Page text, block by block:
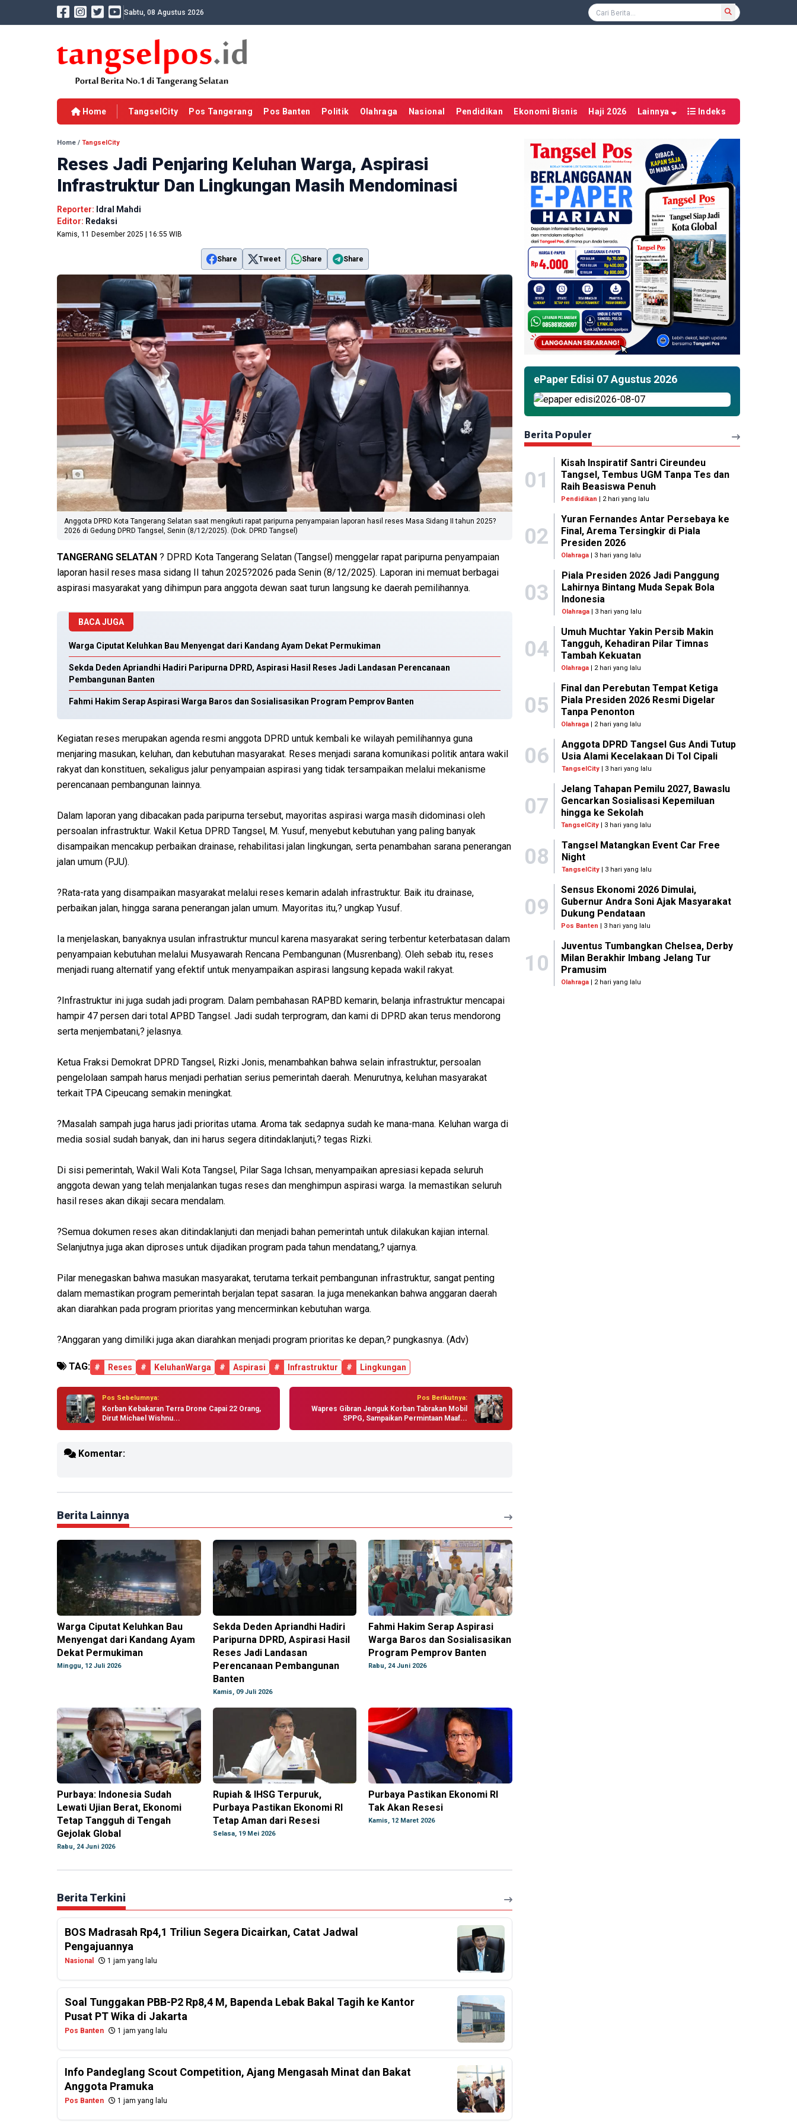
Sabtu, 08 Agustus 2026
Home TangselCity Pos Tangerang Pos Banten Politik Olahraga Nasional Pendidikan Ekonomi Bisnis Haji 2026 Lainnya Indeks
Home / TangselCity
Reses Jadi Penjaring Keluhan Warga, Aspirasi
Infrastruktur Dan Lingkungan Masih Mendominasi
Reporter: Idral Mahdi
Editor: Redaksi
Kamis, 11 Desember 2025 | 16:55 WIB
Share Tweet Share Share
Anggota DPRD Kota Tangerang Selatan saat mengikuti rapat paripurna penyampaian laporan hasil reses Masa Sidang II tahun 2025?
2026 di Gedung DPRD Tangsel, Senin (8/12/2025). (Dok. DPRD Tangsel)
TANGERANG SELATAN ? DPRD Kota Tangerang Selatan (Tangsel) menggelar rapat paripurna penyampaian
laporan hasil reses masa sidang II tahun 2025?2026 pada Senin (8/12/2025). Laporan ini memuat berbagai
aspirasi masyarakat yang dihimpun para anggota dewan saat turun langsung ke daerah pemilihannya.
BACA JUGA
Warga Ciputat Keluhkan Bau Menyengat dari Kandang Ayam Dekat Permukiman
Sekda Deden Apriandhi Hadiri Paripurna DPRD, Aspirasi Hasil Reses Jadi Landasan Perencanaan
Pembangunan Banten
Fahmi Hakim Serap Aspirasi Warga Baros dan Sosialisasikan Program Pemprov Banten
Kegiatan reses merupakan agenda resmi anggota DPRD untuk kembali ke wilayah pemilihannya guna
menjaring masukan, keluhan, dan kebutuhan masyarakat. Reses menjadi sarana komunikasi politik antara wakil
rakyat dan konstituen, sekaligus jalur penyampaian aspirasi yang tidak tersampaikan melalui mekanisme
perencanaan pembangunan lainnya.
Dalam laporan yang dibacakan pada paripurna tersebut, mayoritas aspirasi warga masih didominasi oleh
persoalan infrastruktur. Wakil Ketua DPRD Tangsel, M. Yusuf, menyebut kebutuhan yang paling banyak
disampaikan mencakup perbaikan drainase, rehabilitasi jalan lingkungan, serta penambahan sarana penerangan
jalan umum (PJU).
?Rata-rata yang disampaikan masyarakat melalui reses kemarin adalah infrastruktur. Baik itu drainase,
perbaikan jalan, hingga sarana penerangan jalan umum. Mayoritas itu,? ungkap Yusuf.
Ia menjelaskan, banyaknya usulan infrastruktur muncul karena masyarakat sering terbentur keterbatasan dalam
penyampaian kebutuhan melalui Musyawarah Rencana Pembangunan (Musrenbang). Oleh sebab itu, reses
menjadi ruang alternatif yang efektif untuk menyampaikan aspirasi langsung kepada wakil rakyat.
?Infrastruktur ini juga sudah jadi program. Dalam pembahasan RAPBD kemarin, belanja infrastruktur mencapai
hampir 47 persen dari total APBD Tangsel. Jadi sudah terprogram, dan kami di DPRD akan terus mendorong
serta menjembatani,? jelasnya.
Ketua Fraksi Demokrat DPRD Tangsel, Rizki Jonis, menambahkan bahwa selain infrastruktur, persoalan
pengelolaan sampah harus menjadi perhatian serius pemerintah daerah. Menurutnya, keluhan masyarakat
terkait TPA Cipeucang semakin meningkat.
?Masalah sampah juga harus jadi prioritas utama. Aroma tak sedapnya sudah ke mana-mana. Keluhan warga di
media sosial sudah banyak, dan ini harus segera ditindaklanjuti,? tegas Rizki.
Di sisi pemerintah, Wakil Wali Kota Tangsel, Pilar Saga Ichsan, menyampaikan apresiasi kepada seluruh
anggota dewan yang telah menjalankan tugas reses dan menghimpun aspirasi warga. Ia memastikan seluruh
hasil reses akan dikaji secara mendalam.
?Semua dokumen reses akan ditindaklanjuti dan menjadi bahan pemerintah untuk dilakukan kajian internal.
Selanjutnya juga akan diproses untuk dijadikan program pada tahun mendatang,? ujarnya.
Pilar menegaskan bahwa masukan masyarakat, terutama terkait pembangunan infrastruktur, sangat penting
dalam memastikan program pemerintah berjalan tepat sasaran. Ia juga menekankan bahwa anggaran daerah
akan diarahkan pada program prioritas yang mencerminkan kebutuhan warga.
?Anggaran yang dimiliki juga akan diarahkan menjadi program prioritas ke depan,? pungkasnya. (Adv)
TAG: # Reses # KeluhanWarga # Aspirasi # Infrastruktur # Lingkungan
Pos Sebelumnya:
Korban Kebakaran Terra Drone Capai 22 Orang,
Dirut Michael Wishnu...
Pos Berikutnya:
Wapres Gibran Jenguk Korban Tabrakan Mobil
SPPG, Sampaikan Permintaan Maaf...
Komentar:
Berita Lainnya
Warga Ciputat Keluhkan Bau
Menyengat dari Kandang Ayam
Dekat Permukiman
Minggu, 12 Juli 2026
Sekda Deden Apriandhi Hadiri
Paripurna DPRD, Aspirasi Hasil
Reses Jadi Landasan
Perencanaan Pembangunan
Banten
Kamis, 09 Juli 2026
Fahmi Hakim Serap Aspirasi
Warga Baros dan Sosialisasikan
Program Pemprov Banten
Rabu, 24 Juni 2026
Purbaya: Indonesia Sudah
Lewati Ujian Berat, Ekonomi
Tetap Tangguh di Tengah
Gejolak Global
Rabu, 24 Juni 2026
Rupiah & IHSG Terpuruk,
Purbaya Pastikan Ekonomi RI
Tetap Aman dari Resesi
Selasa, 19 Mei 2026
Purbaya Pastikan Ekonomi RI
Tak Akan Resesi
Kamis, 12 Maret 2026
Berita Terkini
BOS Madrasah Rp4,1 Triliun Segera Dicairkan, Catat Jadwal
Pengajuannya
Nasional 1 jam yang lalu
Soal Tunggakan PBB-P2 Rp8,4 M, Bapenda Lebak Bakal Tagih ke Kantor
Pusat PT Wika di Jakarta
Pos Banten 1 jam yang lalu
Info Pandeglang Scout Competition, Ajang Mengasah Minat dan Bakat
Anggota Pramuka
Pos Banten 1 jam yang lalu
ePaper Edisi 07 Agustus 2026
Berita Populer
01
Kisah Inspiratif Santri Cireundeu
Tangsel, Tembus UGM Tanpa Tes dan
Raih Beasiswa Penuh
Pendidikan | 2 hari yang lalu
02
Yuran Fernandes Antar Persebaya ke
Final, Arema Tersingkir di Piala
Presiden 2026
Olahraga | 3 hari yang lalu
03
Piala Presiden 2026 Jadi Panggung
Lahirnya Bintang Muda Sepak Bola
Indonesia
Olahraga| 3 hari yang lalu
04
Umuh Muchtar Yakin Persib Makin
Tangguh, Kehadiran Pilar Timnas
Tambah Kekuatan
Olahraga | 2 hari yang lalu
05
Final dan Perebutan Tempat Ketiga
Piala Presiden 2026 Resmi Digelar
Tanpa Penonton
Olahraga | 2 hari yang lalu
06
Anggota DPRD Tangsel Gus Andi Tutup
Usia Alami Kecelakaan Di Tol Cipali
TangselCity| 3 hari yang lalu
07
Jelang Tahapan Pemilu 2027, Bawaslu
Gencarkan Sosialisasi Kepemiluan
hingga ke Sekolah
TangselCity | 3 hari yang lalu
08
Tangsel Matangkan Event Car Free
Night
TangselCity| 3 hari yang lalu
09
Sensus Ekonomi 2026 Dimulai,
Gubernur Andra Soni Ajak Masyarakat
Dukung Pendataan
Pos Banten | 3 hari yang lalu
10
Juventus Tumbangkan Chelsea, Derby
Milan Berakhir Imbang Jelang Tur
Pramusim
Olahraga | 2 hari yang lalu